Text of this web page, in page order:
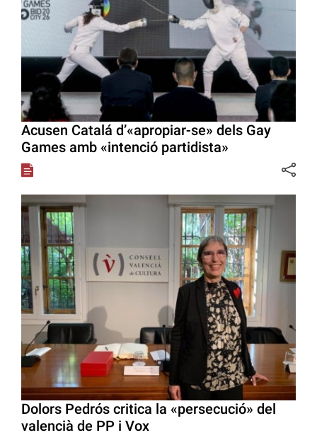
Acusen Catalá d’«apropiar-se» dels Gay
Games amb «intenció partidista»
Dolors Pedrós critica la «persecució» del
valencià de PP i Vox